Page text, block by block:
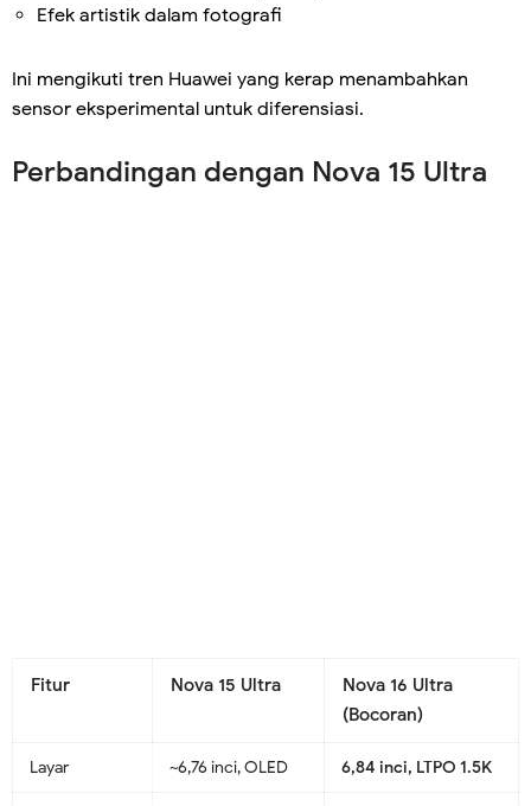
Efek artistik dalam fotografi
Ini mengikuti tren Huawei yang kerap menambahkan
sensor eksperimental untuk diferensiasi.
Perbandingan dengan Nova 15 Ultra
Fitur Nova 15 Ultra
Nova 16 Ultra
(Bocoran)
Layar ~6,76 inci, OLED 6,84 inci, LTPO 1.5K